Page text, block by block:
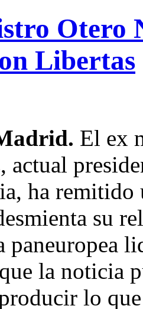
Otero
Libertas
El ex
actual
ha remitido
su
paneuropea
la noticia
lo